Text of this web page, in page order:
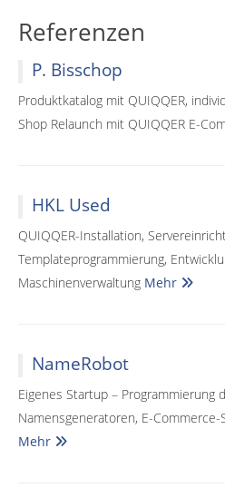
Referenzen
P. Bisschop
Produktkatalog mit QUIQQER,
Shop Relaunch mit QUIQQER E-
HKL Used
QUIQQER-Installation,
Templateprogrammierung,
Maschinenverwaltung Mehr
NameRobot
Eigenes Startup – Programmierung
Namensgeneratoren, E-
Mehr